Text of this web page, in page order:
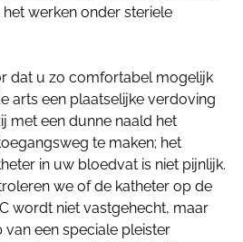
werken onder steriele
dat u zo comfortabel mogelijk
arts een plaatselijke verdoving
met een dunne naald het
te maken; het
in uw bloedvat is niet pijnlijk.
we of de katheter op de
wordt niet vastgehecht, maar
een speciale pleister